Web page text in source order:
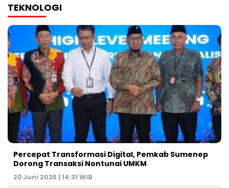
TEKNOLOGI
Percepat Transformasi Digital, Pemkab Sumenep
Dorong Transaksi Nontunai UMKM
20 Juni 2025 | 14:31 WIB